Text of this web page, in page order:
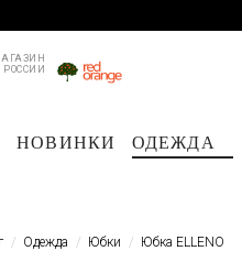
РОССИИ
НОВИНКИ ОДЕЖДА
Одежда Юбки Юбка ELLENO